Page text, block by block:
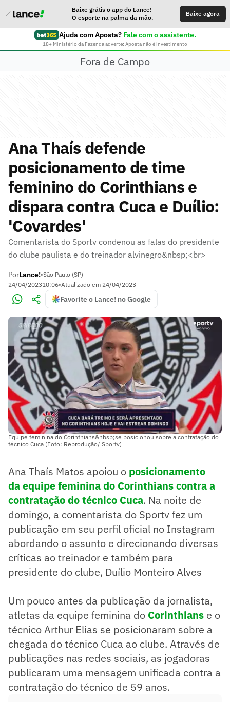
Baixe grátis o app do Lance!
O esporte na palma da mão.
Baixe agora
Ajuda com Aposta? Fale com o assistente.
18+ Ministério da Fazenda adverte: Aposta não é investimento
Fora de Campo
Ana Thaís defende
posicionamento de time
feminino do Corinthians e
dispara contra Cuca e Duílio:
'Covardes'
Comentarista do Sportv condenou as falas do presidente
do clube paulista e do treinador alvinegro&nbsp;<br>
PorLance!•São Paulo (SP)
24/04/202310:06•Atualizado em 24/04/2023
Favorite o Lance! no Google
Equipe feminina do Corinthians&nbsp;se posicionou sobre a contratação do
técnico Cuca (Foto: Reprodução/ Sportv)
Ana Thaís Matos apoiou o posicionamento
da equipe feminina do Corinthians contra a
contratação do técnico Cuca. Na noite de
domingo, a comentarista do Sportv fez um
publicação em seu perfil oficial no Instagram
abordando o assunto e direcionando diversas
críticas ao treinador e também para
presidente do clube, Duílio Monteiro Alves
Um pouco antes da publicação da jornalista,
atletas da equipe feminina do Corinthians e o
técnico Arthur Elias se posicionaram sobre a
chegada do técnico Cuca ao clube. Através de
publicações nas redes sociais, as jogadoras
publicaram uma mensagem unificada contra a
contratação do técnico de 59 anos.